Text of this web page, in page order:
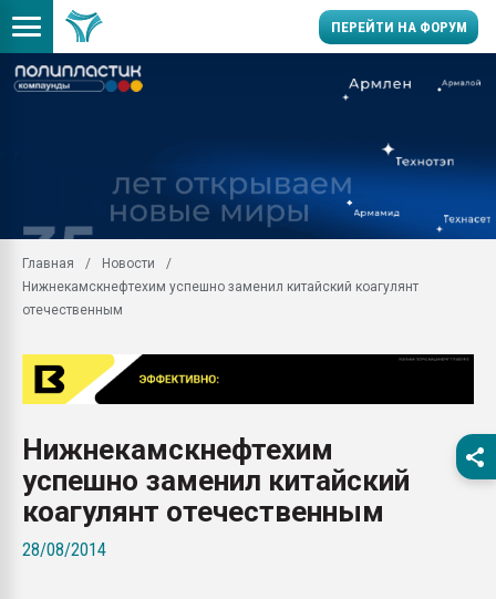
ПЕРЕЙТИ НА ФОРУМ
29.07.2026 ФРП помог
заводу пластмасс"
первый план в
28.07.2026
ситуацией на
Всё, что касается
Главная
Новости
Нижнекамскнефтехим успешно заменил китайский коагулянт
отечественным
Нижнекамскнефтехим
успешно заменил китайский
коагулянт отечественным
28/08/2014